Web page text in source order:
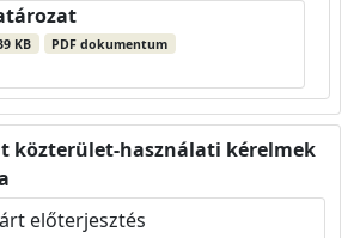
KB PDF dokumentum
közterület-használati kérelmek
előterjesztés